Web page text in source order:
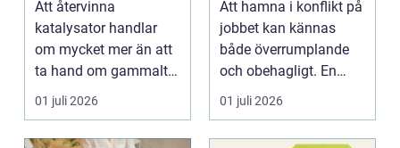
resurser
Att återvinna
katalysator handlar
om mycket mer än att
ta hand om gammalt
skrot. I varje
katalysator...
01 juli 2026
i arbetslivet?
Att hamna i konflikt på
jobbet kan kännas
både överrumplande
och obehagligt. En
anställning påverkar...
01 juli 2026